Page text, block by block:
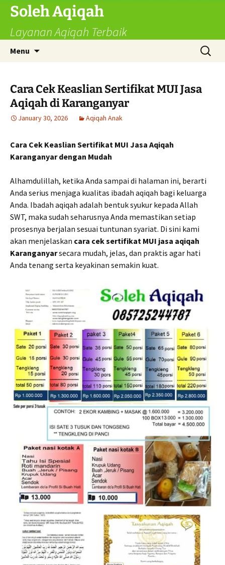
Skip
content
Soleh Aqiqah
Layanan Aqiqah Terbaik
Menu
Search
for:
Cara Cek Keaslian Sertifikat MUI Jasa
Aqiqah di Karanganyar
January 30, 2026 Aqiqah Anak
Cara Cek Keaslian Sertifikat MUI Jasa Aqiqah
Karanganyar dengan Mudah
Alhamdulillah, ketika Anda sampai di halaman ini, berarti
Anda serius menjaga kualitas ibadah aqiqah bagi keluarga
Anda. Ibadah aqiqah adalah bentuk syukur kepada Allah
SWT, maka sudah seharusnya Anda memastikan setiap
prosesnya berjalan sesuai tuntunan syariat. Di sini kami
akan menjelaskan cara cek sertifikat MUI jasa aqiqah
Karanganyarsecara mudah, jelas, dan praktis agar hati
Anda tenang serta keyakinan semakin kuat.